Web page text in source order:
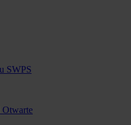
SWPS
Otwarte